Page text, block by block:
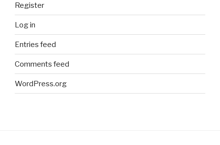
Register
Log in
Entries feed
Comments feed
WordPress.org